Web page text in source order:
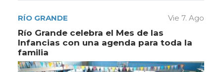
RÍO GRANDE Vie 7. Ago
Río Grande celebra el Mes de las
Infancias con una agenda para toda la
familia